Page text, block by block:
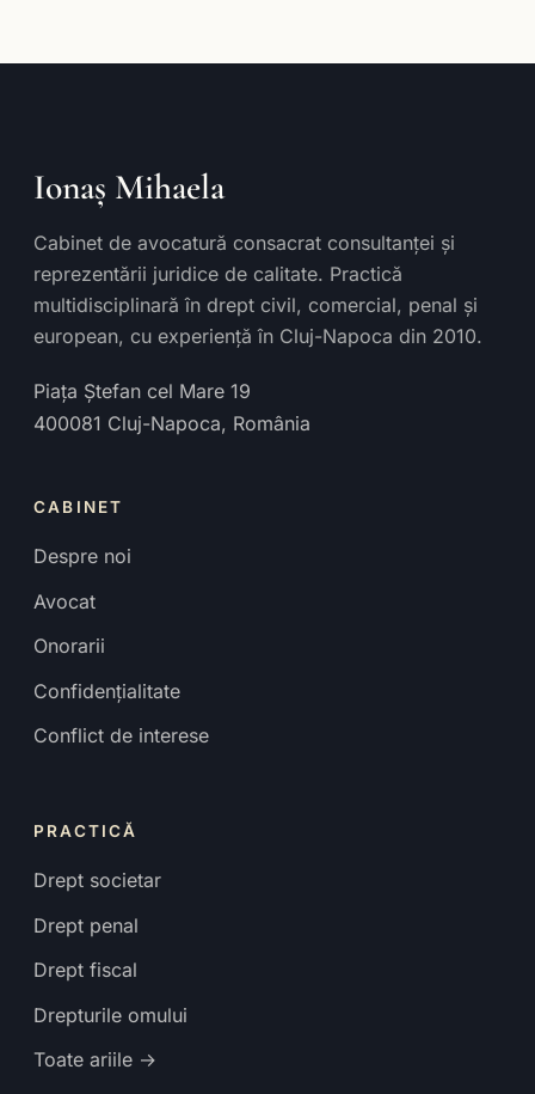
Ionaș Mihaela
Cabinet de avocatură consacrat consultanței și
reprezentării juridice de calitate. Practică
multidisciplinară în drept civil, comercial, penal și
european, cu experiență în Cluj-Napoca din 2010.
Piața Ștefan cel Mare 19
400081 Cluj-Napoca, România
CABINET
Despre noi
Avocat
Onorarii
Confidențialitate
Conflict de interese
PRACTICĂ
Drept societar
Drept penal
Drept fiscal
Drepturile omului
Toate ariile →